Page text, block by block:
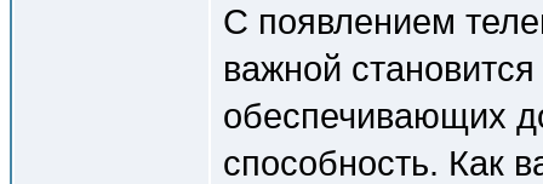
С появлением
важной
обеспечивающих
способность. Как